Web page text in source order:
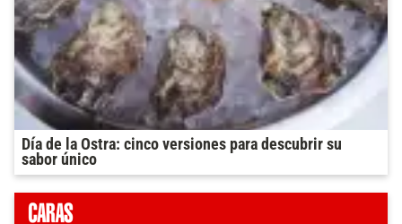
Día de la Ostra: cinco versiones para descubrir su
sabor único